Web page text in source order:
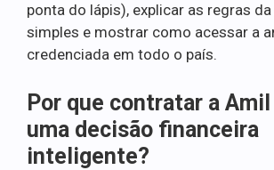
ponta do lápis), explicar as regras
simples e mostrar como acessar a
credenciada em todo o país.
Por que contratar a
uma decisão financeira
inteligente?